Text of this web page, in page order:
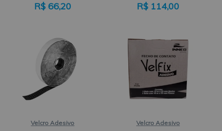
R$ 66,20 R$ 114,00
Velcro Adesivo Velcro Adesivo